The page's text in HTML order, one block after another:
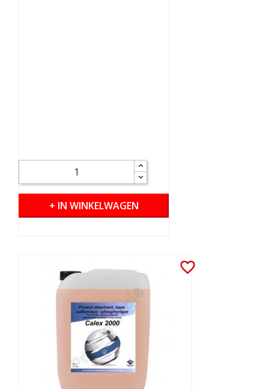
+ IN WINKELWAGEN
favorite_border